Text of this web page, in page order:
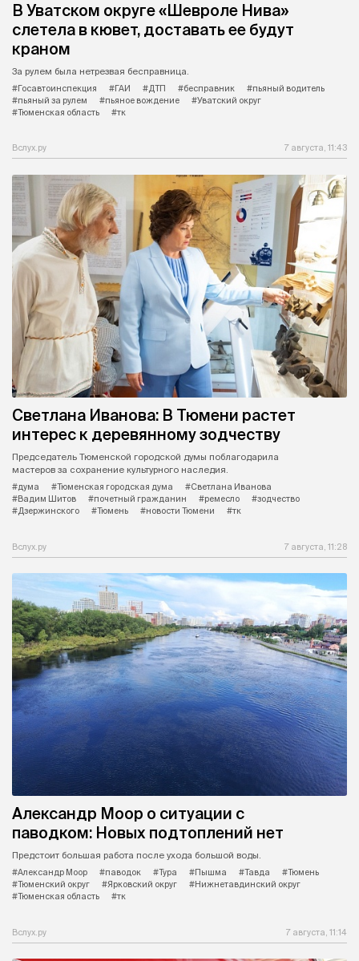
В Уватском округе «Шевроле Нива»
слетела в кювет, доставать ее будут
краном
За рулем была нетрезвая бесправница.
#Госавтоинспекция
#ГАИ #ДТП #бесправник
#пьяный водитель
#пьяный за рулем
#пьяное вождение
#Уватский округ
#Тюменская область
#тк
Вслух.ру 7 августа, 11:43
Светлана Иванова: В Тюмени растет
интерес к деревянному зодчеству
Председатель Тюменской городской думы поблагодарила
мастеров за сохранение культурного наследия.
#дума
#Тюменская городская дума
#Светлана Иванова
#Вадим Шитов
#почетный гражданин #ремесло
#зодчество
#Дзержинского
#Тюмень #новости Тюмени #тк
Вслух.ру 7 августа, 11:28
Александр Моор о ситуации с
паводком: Новых подтоплений нет
Предстоит большая работа после ухода большой воды.
#Александр Моор
#паводок #Тура #Пышма #Тавда
#Тюмень
#Тюменский округ
#Ярковский округ
#Нижнетавдинский округ
#Тюменская область
#тк
Вслух.ру 7 августа, 11:14